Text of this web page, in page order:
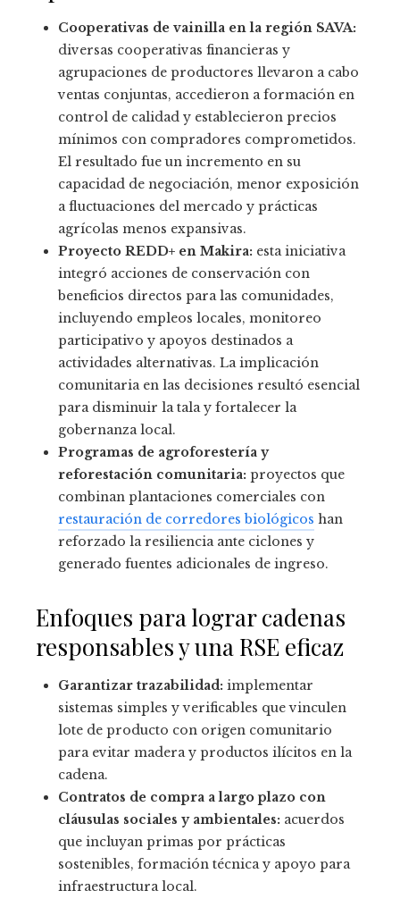
Cooperativas de vainilla en la región SAVA:
diversas cooperativas financieras y
agrupaciones de productores llevaron a cabo
ventas conjuntas, accedieron a formación en
control de calidad y establecieron precios
mínimos con compradores comprometidos.
El resultado fue un incremento en su
capacidad de negociación, menor exposición
a fluctuaciones del mercado y prácticas
agrícolas menos expansivas.
Proyecto REDD+ en Makira: esta iniciativa
integró acciones de conservación con
beneficios directos para las comunidades,
incluyendo empleos locales, monitoreo
participativo y apoyos destinados a
actividades alternativas. La implicación
comunitaria en las decisiones resultó esencial
para disminuir la tala y fortalecer la
gobernanza local.
Programas de agroforestería y
reforestación comunitaria: proyectos que
combinan plantaciones comerciales con
restauración de corredores biológicos han
reforzado la resiliencia ante ciclones y
generado fuentes adicionales de ingreso.
Enfoques para lograr cadenas
responsables y una RSE eficaz
Garantizar trazabilidad: implementar
sistemas simples y verificables que vinculen
lote de producto con origen comunitario
para evitar madera y productos ilícitos en la
cadena.
Contratos de compra a largo plazo con
cláusulas sociales y ambientales: acuerdos
que incluyan primas por prácticas
sostenibles, formación técnica y apoyo para
infraestructura local.